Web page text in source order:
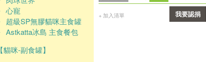
心寵
超級SP無膠貓咪主食罐
Astkatta冰島 主食餐包
【貓咪-副食罐】
+ 加入清單 我要認捐